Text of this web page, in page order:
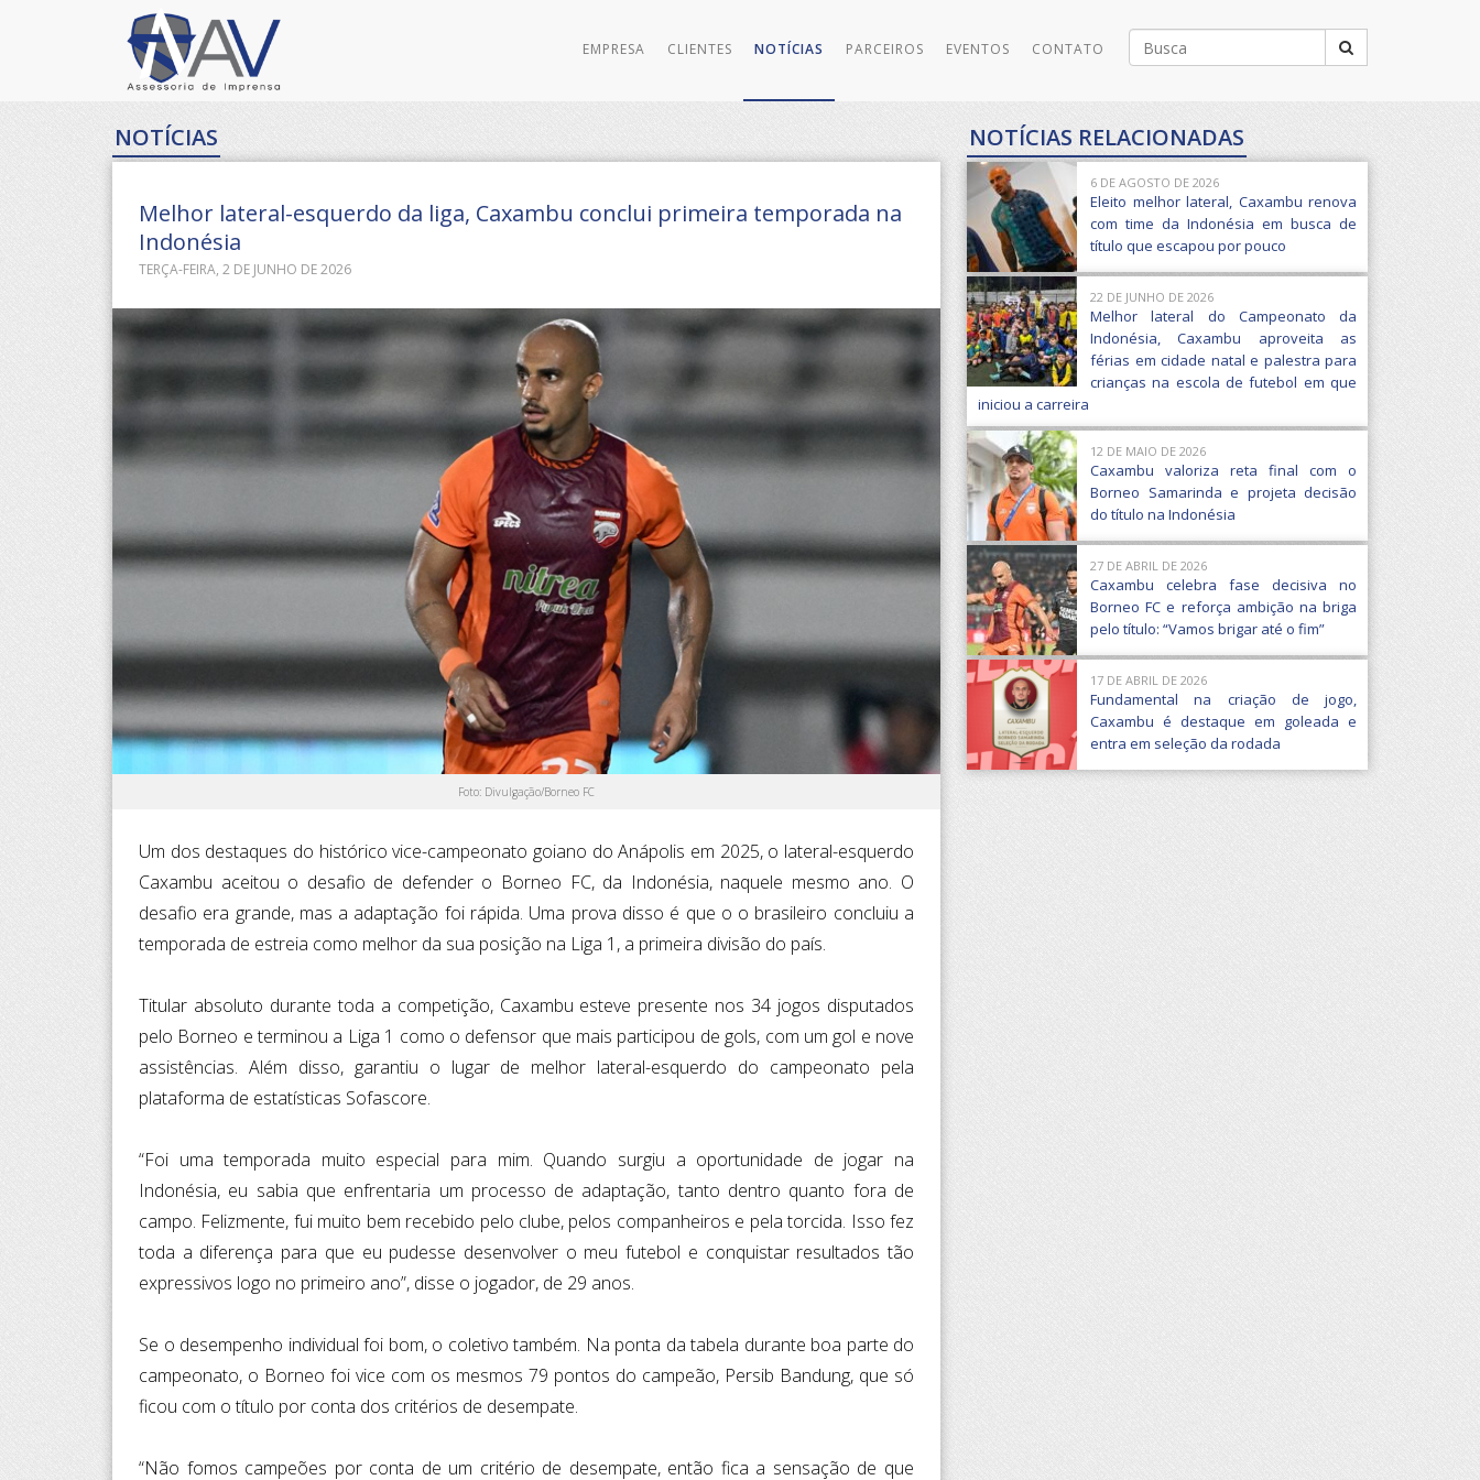
Buscar
por:
EMPRESA CLIENTES NOTÍCIAS PARCEIROS EVENTOS CONTATO
NOTÍCIAS
Melhor lateral-esquerdo da liga, Caxambu conclui primeira temporada na
Indonésia
TERÇA-FEIRA, 2 DE JUNHO DE 2026
Foto: Divulgação/Borneo FC
Um dos destaques do histórico vice-campeonato goiano do Anápolis em 2025, o lateral-esquerdo
Caxambu aceitou o desafio de defender o Borneo FC, da Indonésia, naquele mesmo ano. O
desafio era grande, mas a adaptação foi rápida. Uma prova disso é que o o brasileiro concluiu a
temporada de estreia como melhor da sua posição na Liga 1, a primeira divisão do país.
Titular absoluto durante toda a competição, Caxambu esteve presente nos 34 jogos disputados
pelo Borneo e terminou a Liga 1 como o defensor que mais participou de gols, com um gol e nove
assistências. Além disso, garantiu o lugar de melhor lateral-esquerdo do campeonato pela
plataforma de estatísticas Sofascore.
“Foi uma temporada muito especial para mim. Quando surgiu a oportunidade de jogar na
Indonésia, eu sabia que enfrentaria um processo de adaptação, tanto dentro quanto fora de
campo. Felizmente, fui muito bem recebido pelo clube, pelos companheiros e pela torcida. Isso fez
toda a diferença para que eu pudesse desenvolver o meu futebol e conquistar resultados tão
expressivos logo no primeiro ano”, disse o jogador, de 29 anos.
Se o desempenho individual foi bom, o coletivo também. Na ponta da tabela durante boa parte do
campeonato, o Borneo foi vice com os mesmos 79 pontos do campeão, Persib Bandung, que só
ficou com o título por conta dos critérios de desempate.
“Não fomos campeões por conta de um critério de desempate, então fica a sensação de que
NOTÍCIAS RELACIONADAS
6 DE AGOSTO DE 2026
Eleito melhor lateral, Caxambu renova
com time da Indonésia em busca de
título que escapou por pouco
22 DE JUNHO DE 2026
Melhor lateral do Campeonato da
Indonésia, Caxambu aproveita as
férias em cidade natal e palestra para
crianças na escola de futebol em que
iniciou a carreira
12 DE MAIO DE 2026
Caxambu valoriza reta final com o
Borneo Samarinda e projeta decisão
do título na Indonésia
27 DE ABRIL DE 2026
Caxambu celebra fase decisiva no
Borneo FC e reforça ambição na briga
pelo título: “Vamos brigar até o fim”
17 DE ABRIL DE 2026
Fundamental na criação de jogo,
Caxambu é destaque em goleada e
entra em seleção da rodada